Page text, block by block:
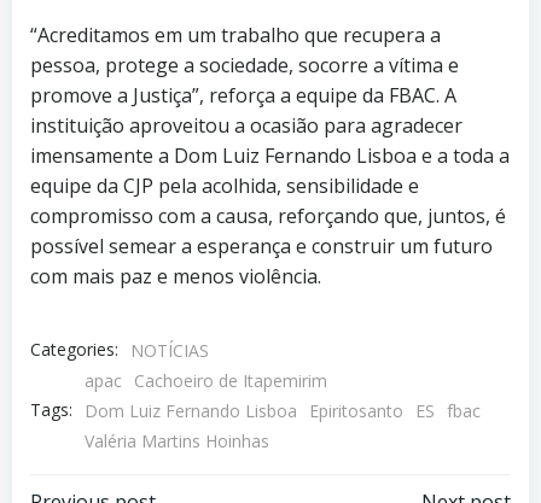
“Acreditamos em um trabalho que recupera a
pessoa, protege a sociedade, socorre a vítima e
promove a Justiça”, reforça a equipe da FBAC. A
instituição aproveitou a ocasião para agradecer
imensamente a Dom Luiz Fernando Lisboa e a toda a
equipe da CJP pela acolhida, sensibilidade e
compromisso com a causa, reforçando que, juntos, é
possível semear a esperança e construir um futuro
com mais paz e menos violência.
Categories: NOTÍCIAS
Tags:
apac Cachoeiro de Itapemirim
Dom Luiz Fernando Lisboa
Epiritosanto ES fbac
Valéria Martins Hoinhas